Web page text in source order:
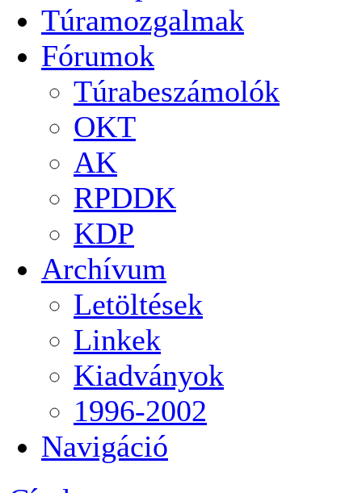
Túramozgalmak
Fórumok
Túrabeszámolók
OKT
AK
RPDDK
KDP
Archívum
Letöltések
Linkek
Kiadványok
1996-2002
Navigáció